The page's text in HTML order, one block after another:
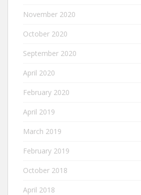
November 2020
October 2020
September 2020
April 2020
February 2020
April 2019
March 2019
February 2019
October 2018
April 2018